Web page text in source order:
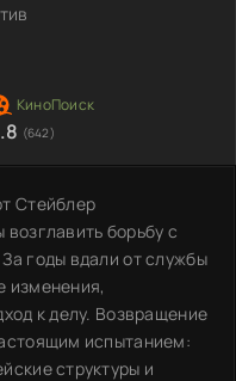
(642)
Стейблер
борьбу с
годы вдали от службы
изменения,
к делу. Возвращение
испытанием:
структуры и